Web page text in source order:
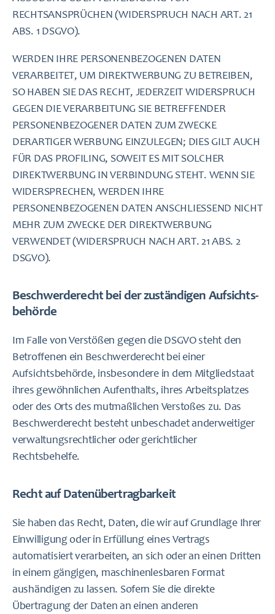
RECHTSANSPRÜCHEN (WIDERSPRUCH NACH ART. 21
ABS. 1 DSGVO).
WERDEN IHRE PERSONENBEZOGENEN DATEN
VERARBEITET, UM DIREKTWERBUNG ZU BETREIBEN,
SO HABEN SIE DAS RECHT, JEDERZEIT WIDERSPRUCH
GEGEN DIE VERARBEITUNG SIE BETREFFENDER
PERSONENBEZOGENER DATEN ZUM ZWECKE
DERARTIGER WERBUNG EINZULEGEN; DIES GILT AUCH
FÜR DAS PROFILING, SOWEIT ES MIT SOLCHER
DIREKTWERBUNG IN VERBINDUNG STEHT. WENN SIE
WIDERSPRECHEN, WERDEN IHRE
PERSONENBEZOGENEN DATEN ANSCHLIESSEND NICHT
MEHR ZUM ZWECKE DER DIREKTWERBUNG
VERWENDET (WIDERSPRUCH NACH ART. 21 ABS. 2
DSGVO).
Beschwerde­recht bei der zuständigen Aufsichts­
behörde
Im Falle von Verstößen gegen die DSGVO steht den
Betroffenen ein Beschwerderecht bei einer
Aufsichtsbehörde, insbesondere in dem Mitgliedstaat
ihres gewöhnlichen Aufenthalts, ihres Arbeitsplatzes
oder des Orts des mutmaßlichen Verstoßes zu. Das
Beschwerderecht besteht unbeschadet anderweitiger
verwaltungsrechtlicher oder gerichtlicher
Rechtsbehelfe.
Recht auf Daten­übertrag­barkeit
Sie haben das Recht, Daten, die wir auf Grundlage Ihrer
Einwilligung oder in Erfüllung eines Vertrags
automatisiert verarbeiten, an sich oder an einen Dritten
in einem gängigen, maschinenlesbaren Format
aushändigen zu lassen. Sofern Sie die direkte
Übertragung der Daten an einen anderen